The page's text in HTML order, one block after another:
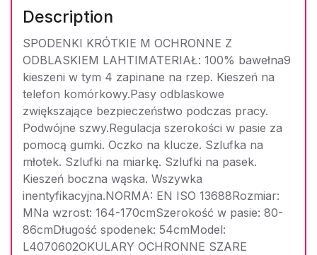
Description
SPODENKI KRÓTKIE M OCHRONNE Z
ODBLASKIEM LAHTIMATERIAŁ: 100% bawełna9
kieszeni w tym 4 zapinane na rzep. Kieszeń na
telefon komórkowy.Pasy odblaskowe
zwiększające bezpieczeństwo podczas pracy.
Podwójne szwy.Regulacja szerokości w pasie za
pomocą gumki. Oczko na klucze. Szlufka na
młotek. Szlufki na miarkę. Szlufki na pasek.
Kieszeń boczna wąska. Wszywka
inentyfikacyjna.NORMA: EN ISO 13688Rozmiar:
MNa wzrost: 164-170cmSzerokość w pasie: 80-
86cmDługość spodenek: 54cmModel:
L4070602OKULARY OCHRONNE SZARE